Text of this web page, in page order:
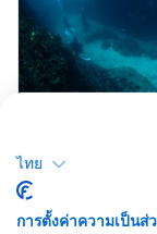
จุดนี้ตั้งอยู่ที่ปลายสุดข
คาบสมุทรโบโซ เฉพา
หิน หินโกโรตา และภูมิ
ไทย
การตั้งค่าความเป็นส่